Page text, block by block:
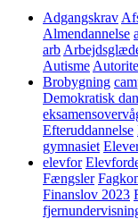
Adgangskrav
Almendannelse
arb
Autisme
Brobygning
Demokratisk
Efteruddannelse
gymnasiet
elevfor
Fængsler
Finanslov 2023